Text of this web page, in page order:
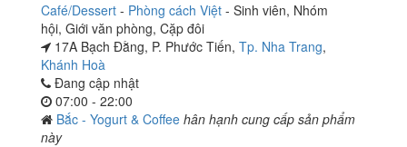
Café/Dessert - Phòng cách Việt - Sinh viên, Nhóm
hội, Giới văn phòng, Cặp đôi
17A Bạch Đằng, P. Phước Tiến, Tp. Nha Trang,
Khánh Hoà
Đang cập nhật
07:00 - 22:00
Bắc - Yogurt & Coffee hân hạnh cung cấp sản phẩm
này